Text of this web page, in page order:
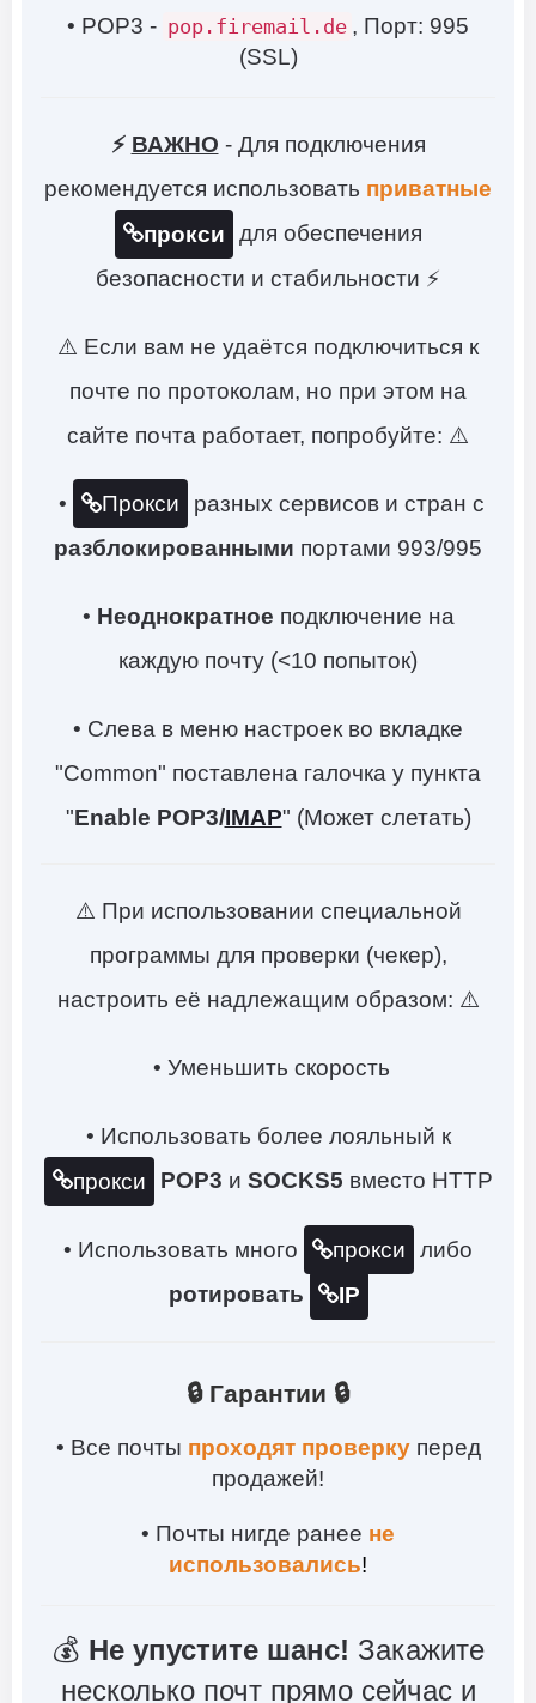
• POP3 - pop.firemail.de , Порт: 995
(SSL)
⚡ ВАЖНО - Для подключения
рекомендуется использовать приватные
прокси
для обеспечения
безопасности и стабильности ⚡
⚠️ Если вам не удаётся подключиться к
почте по протоколам, но при этом на
сайте почта работает, попробуйте: ⚠️
• Прокси
разных сервисов и стран с
разблокированными портами 993/995
• Неоднократное подключение на
каждую почту (<10 попыток)
• Слева в меню настроек во вкладке
"Common" поставлена галочка у пункта
"Enable POP3/IMAP" (Может слетать)
⚠️ При использовании специальной
программы для проверки (чекер),
настроить её надлежащим образом: ⚠️
• Уменьшить скорость
• Использовать более лояльный к
прокси
POP3 и SOCKS5 вместо HTTP
• Использовать много прокси
либо
ротировать
IP
🔒 Гарантии 🔒
• Все почты проходят проверкуперед
продажей!
• Почты нигде ранее не
использовались!
💰 Не упустите шанс! Закажите
несколько почт прямо сейчас и